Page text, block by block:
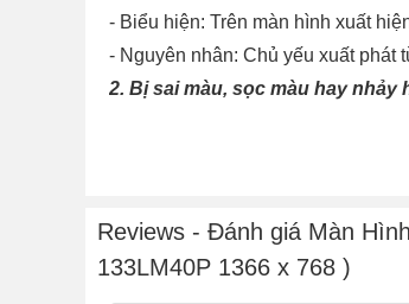
- Biểu hiện: Trên màn hình xuất
- Nguyên nhân: Chủ yếu xuất phát
2. Bị sai màu, sọc màu hay nhảy
- Biểu hiện: Màn hình chuyển
- Nguyên nhân: Có thể do lỗi ở bộ
3. Bị sọc ngang sọc dọc, đỏ nền
- Nguyên nhân: Đèn cao áp của
Reviews - Đánh giá Màn
133LM40P 1366 x 768 )